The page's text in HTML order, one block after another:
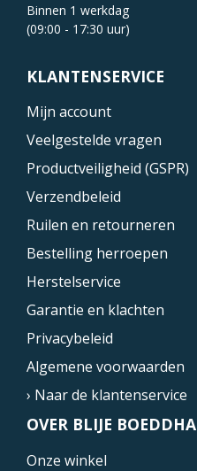
Binnen 1 werkdag
(09:00 - 17:30 uur)
KLANTENSERVICE
Mijn account
Veelgestelde vragen
Productveiligheid (GSPR)
Verzendbeleid
Ruilen en retourneren
Bestelling herroepen
Herstelservice
Garantie en klachten
Privacybeleid
Algemene voorwaarden
› Naar de klantenservice
OVER BLIJE BOEDDHA
Onze winkel